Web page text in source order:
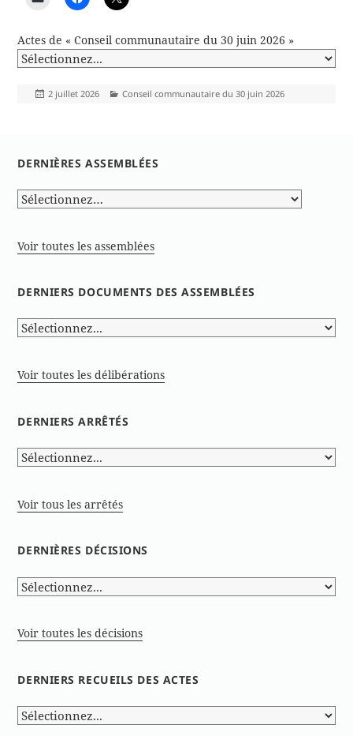
Actes de « Conseil communautaire du 30 juin 2026 »
Publié
2 juillet 2026 Catégories
Conseil communautaire du 30 juin 2026
DERNIÈRES ASSEMBLÉES
Voir toutes les assemblées
DERNIERS DOCUMENTS DES ASSEMBLÉES
Voir toutes les délibérations
DERNIERS ARRÊTÉS
Voir tous les arrêtés
DERNIÈRES DÉCISIONS
Voir toutes les décisions
DERNIERS RECUEILS DES ACTES